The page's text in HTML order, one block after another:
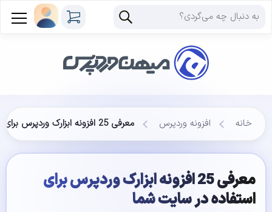
خانه افزونه وردپرس معرفی 25 افزونه ابزارک وردپرس برای استفاده در سایت شما
معرفی 25 افزونه ابزارک وردپرس برای
استفاده در سایت شما